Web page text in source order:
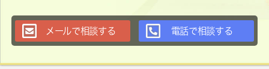
メールで相談する 電話で相談する